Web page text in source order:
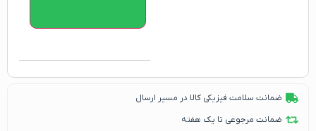
ضمانت سلامت فیزیکی کالا در مسیر ارسال
ضمانت مرجوعی تا یک هفته